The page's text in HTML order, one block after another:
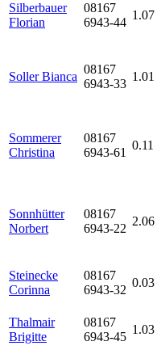
Silberbauer
Florian
08167
6943-44
1.07
Soller Bianca
08167
6943-33
1.01
Sommerer
Christina
08167
6943-61
0.11
Sonnhütter
Norbert
08167
6943-22
2.06
Steinecke
Corinna
08167
6943-32
0.03
Thalmair
Brigitte
08167
6943-45
1.03